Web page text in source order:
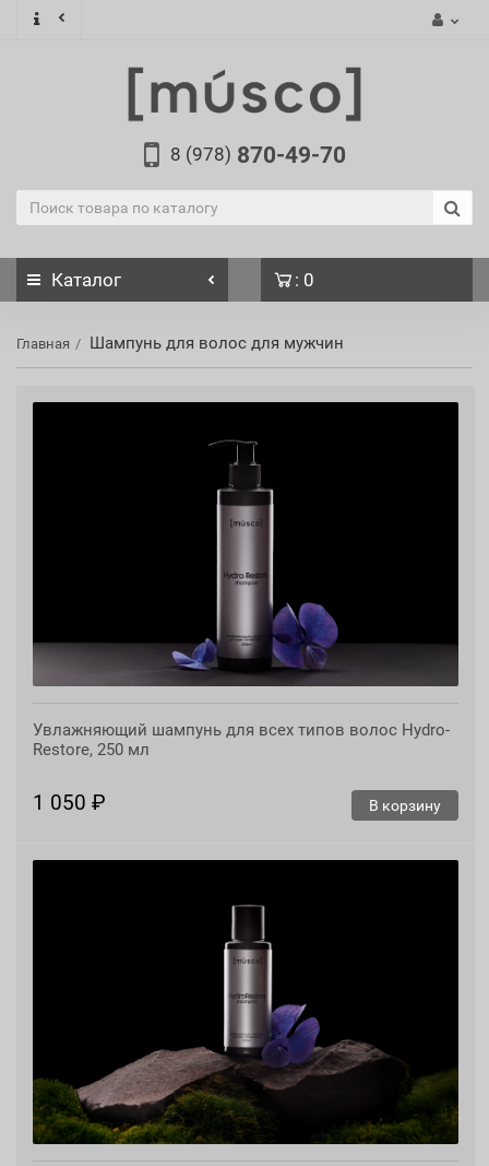
8 (978) 870-49-70
Каталог : 0
Главная Шампунь для волос для мужчин
Увлажняющий шампунь для всех типов волос Hydro-
Restore, 250 мл
1 050 ₽ В корзину